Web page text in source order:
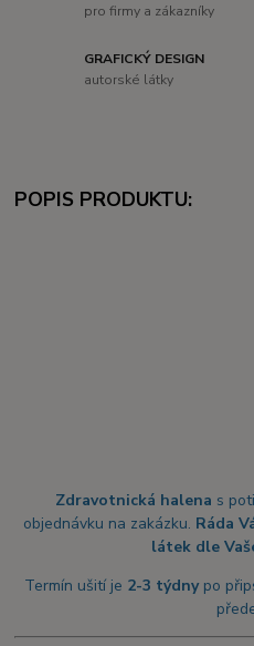
pro firmy a zákazníky
GRAFICKÝ DESIGN
autorské látky
POPIS PRODUKTU:
Zdravotnická halena s
objednávku na zakázku. Ráda
látek dle
Termín ušití je 2-3 týdny po